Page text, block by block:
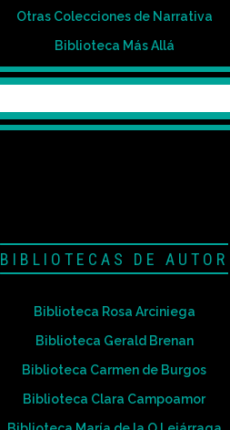
Otras Colecciones de Narrativa
Biblioteca Más Allá
BIBLIOTECAS DE AUTOR
Biblioteca Rosa Arciniega
Biblioteca Gerald Brenan
Biblioteca Carmen de Burgos
Biblioteca Clara Campoamor